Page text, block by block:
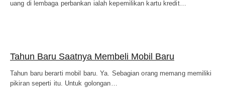
uang di lembaga perbankan ialah kepemilikan kartu kredit…
Tahun Baru Saatnya Membeli Mobil Baru
Tahun baru berarti mobil baru. Ya. Sebagian orang memang memiliki
pikiran seperti itu. Untuk golongan…